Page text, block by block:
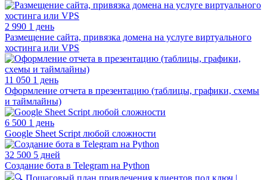
2 990 1 день
Размещение сайта, привязка домена на услуге виртуального
хостинга или VPS
11 050 1 день
Оформление отчета в презентацию (таблицы, графики, схемы
и таймлайны)
6 500 1 день
Google Sheet Script любой сложности
32 500 5 дней
Создание бота в Telegram на Python